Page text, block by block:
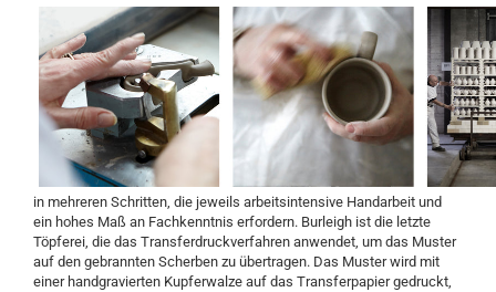
in mehreren Schritten, die jeweils arbeitsintensive Handarbeit und
ein hohes Maß an Fachkenntnis erfordern. Burleigh ist die letzte
Töpferei, die das Transferdruckverfahren anwendet, um das Muster
auf den gebrannten Scherben zu übertragen. Das Muster wird mit
einer handgravierten Kupferwalze auf das Transferpapier gedruckt,